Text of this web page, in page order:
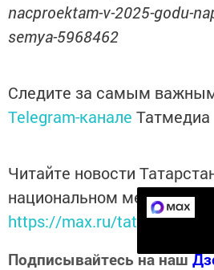
nacproektam-v-2025-godu-
semya-5968462
Следите за самым
Telegram-канале Татмедиа
Читайте новости
национальном
https://max.ru/tatmedia
Подписывайтесь на наш